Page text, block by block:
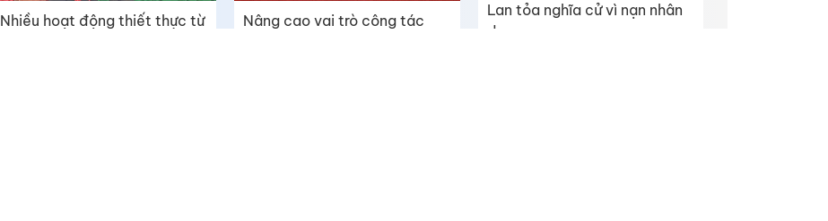
Nhiều hoạt động thiết thực từ
Nâng cao vai trò công tác
Lan tỏa nghĩa cử vì nạn nhân
da cam